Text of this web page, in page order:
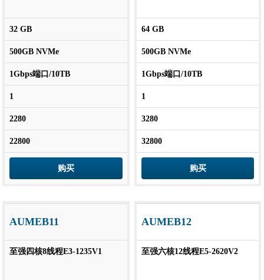
32 GB
500GB NVMe
1Gbps端口/10TB
1
2280
22800
购买
64 GB
500GB NVMe
1Gbps端口/10TB
1
3280
32800
购买
AUMEB11
至强四核8线程E3-1235V1
AUMEB12
至强六核12线程E5-2620V2